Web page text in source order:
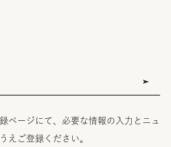
ページにて、必要な情報の入力とニュ
えご登録ください。